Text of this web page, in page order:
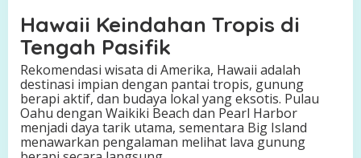
Hawaii Keindahan Tropis di
Tengah Pasifik
Rekomendasi wisata di Amerika, Hawaii adalah
destinasi impian dengan pantai tropis, gunung
berapi aktif, dan budaya lokal yang eksotis. Pulau
Oahu dengan Waikiki Beach dan Pearl Harbor
menjadi daya tarik utama, sementara Big Island
menawarkan pengalaman melihat lava gunung